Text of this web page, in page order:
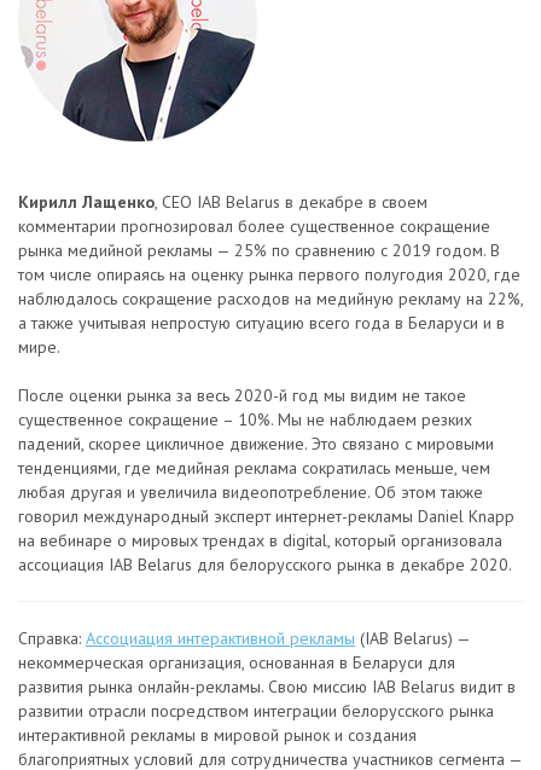
Кирилл Лащенко, СЕО IAB Belarus в декабре в своем
комментарии прогнозировал более существенное сокращение
рынка медийной рекламы — 25% по сравнению с 2019 годом. В
том числе опираясь на оценку рынка первого полугодия 2020, где
наблюдалось сокращение расходов на медийную рекламу на 22%,
а также учитывая непростую ситуацию всего года в Беларуси и в
мире.
После оценки рынка за весь 2020-й год мы видим не такое
существенное сокращение – 10%. Мы не наблюдаем резких
падений, скорее цикличное движение. Это связано с мировыми
тенденциями, где медийная реклама сократилась меньше, чем
любая другая и увеличила видеопотребление. Об этом также
говорил международный эксперт интернет-рекламы Daniel Knapp
на вебинаре о мировых трендах в digital, который организовала
ассоциация IAB Belarus для белорусского рынка в декабре 2020.
Справкa: Ассоциация интерактивной рекламы (IAB Belarus) —
некоммерческая организация, основанная в Беларуси для
развития рынка онлайн-рекламы. Свою миссию IAB Belarus видит в
развитии отрасли посредством интеграции белорусcкого рынка
интерактивной рекламы в мировой рынок и создания
благоприятных условий для сотрудничества участников сегмента —